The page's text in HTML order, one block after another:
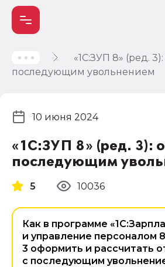
«1С:ЗУП 8» (ред.
последующим увольнением
«1С:ЗУП 8» (ред. 3):
последующим
10 июня 2024
5 10036
Как в программе
и управление персоналом
3 оформить и рассчитать
с последующим
Учет и
налогообложение